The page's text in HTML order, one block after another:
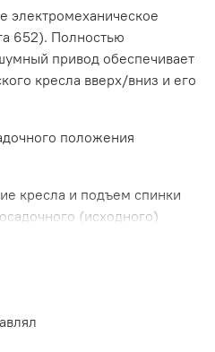
электромеханическое
652). Полностью
привод обеспечивает
кресла вверх/вниз и его
положения
кресла и подъем спинки
(исходного)
обеспечивает его
эксплуатацию